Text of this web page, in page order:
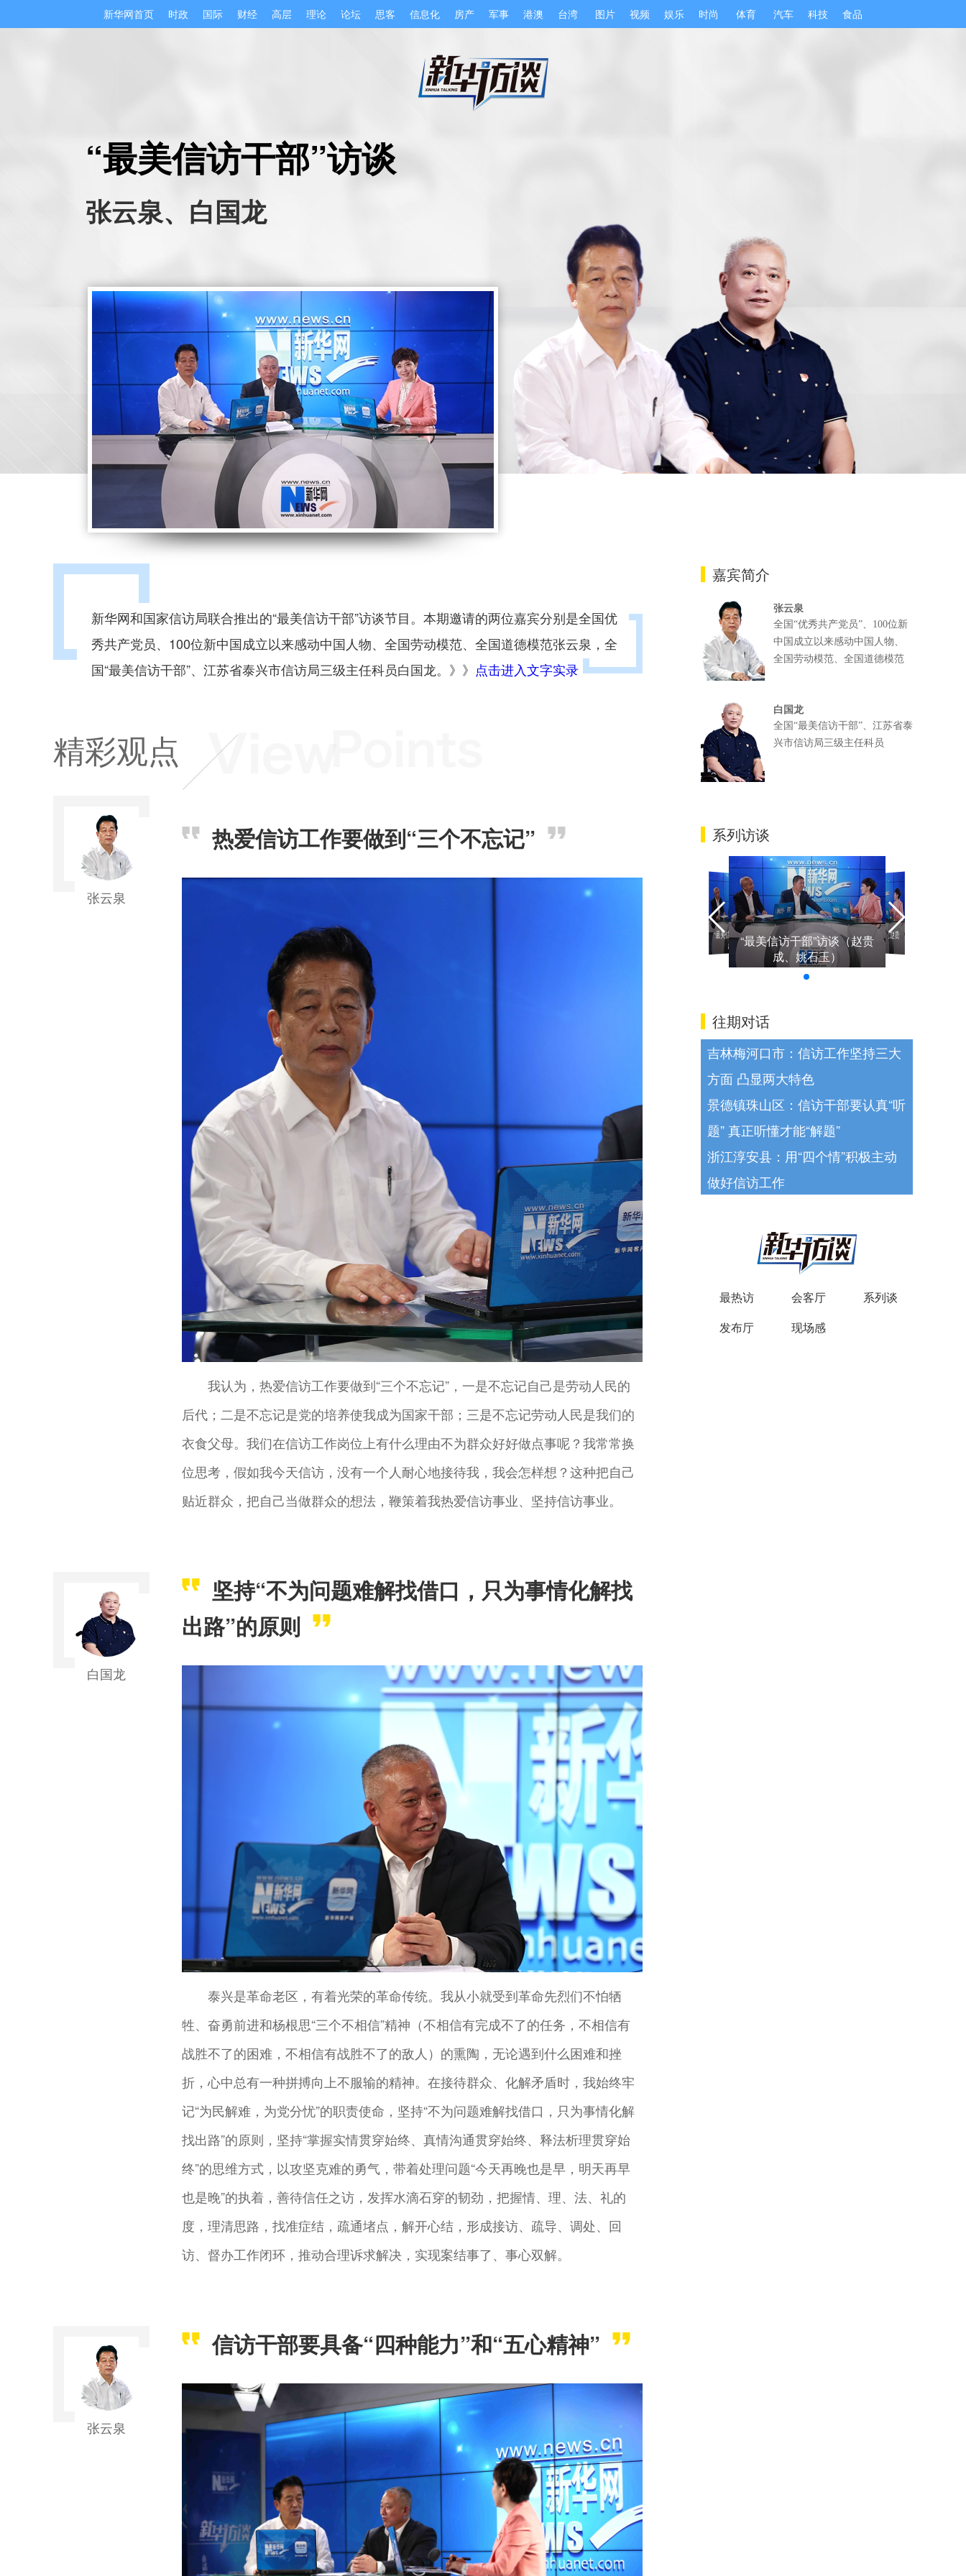
新华网首页 时政 国际 财经 高层 理论 论坛 思客 信息化 房产 军事 港澳 台湾 图片 视频 娱乐 时尚 体育 汽车 科技 食品
“最美信访干部”访谈
张云泉、白国龙
新华网和国家信访局联合推出的“最美信访干部”访谈节目。本期邀请的两位嘉宾分别是全国优
秀共产党员、100位新中国成立以来感动中国人物、全国劳动模范、全国道德模范张云泉，全
国“最美信访干部”、江苏省泰兴市信访局三级主任科员白国龙。》》 点击进入文字实录
精彩观点
张云泉
热爱信访工作要做到“三个不忘记”
我认为，热爱信访工作要做到“三个不忘记”，一是不忘记自己是劳动人民的
后代；二是不忘记是党的培养使我成为国家干部；三是不忘记劳动人民是我们的
衣食父母。我们在信访工作岗位上有什么理由不为群众好好做点事呢？我常常换
位思考，假如我今天信访，没有一个人耐心地接待我，我会怎样想？这种把自己
贴近群众，把自己当做群众的想法，鞭策着我热爱信访事业、坚持信访事业。
白国龙
坚持“不为问题难解找借口，只为事情化解找
出路”的原则
泰兴是革命老区，有着光荣的革命传统。我从小就受到革命先烈们不怕牺
牲、奋勇前进和杨根思“三个不相信”精神（不相信有完成不了的任务，不相信有
战胜不了的困难，不相信有战胜不了的敌人）的熏陶，无论遇到什么困难和挫
折，心中总有一种拼搏向上不服输的精神。在接待群众、化解矛盾时，我始终牢
记“为民解难，为党分忧”的职责使命，坚持“不为问题难解找借口，只为事情化解
找出路”的原则，坚持“掌握实情贯穿始终、真情沟通贯穿始终、释法析理贯穿始
终”的思维方式，以攻坚克难的勇气，带着处理问题“今天再晚也是早，明天再早
也是晚”的执着，善待信任之访，发挥水滴石穿的韧劲，把握情、理、法、礼的
度，理清思路，找准症结，疏通堵点，解开心结，形成接访、疏导、调处、回
访、督办工作闭环，推动合理诉求解决，实现案结事了、事心双解。
张云泉
信访干部要具备“四种能力”和“五心精神”
嘉宾简介
张云泉
全国“优秀共产党员”、100位新
中国成立以来感动中国人物、
全国劳动模范、全国道德模范
白国龙
全国“最美信访干部”、江苏省泰
兴市信访局三级主任科员
系列访谈
“最美信访干部”访谈（赵贵
成、姚石玉）“最美信访干部”访谈（赵贵
成、姚石玉）
“最美信访干部”访谈（赵贵
成、姚石玉）
往期对话
吉林梅河口市：信访工作坚持三大
方面 凸显两大特色
景德镇珠山区：信访干部要认真“听
题” 真正听懂才能“解题”
浙江淳安县：用“四个情”积极主动
做好信访工作
最热访 会客厅
系列谈
发布厅
现场感